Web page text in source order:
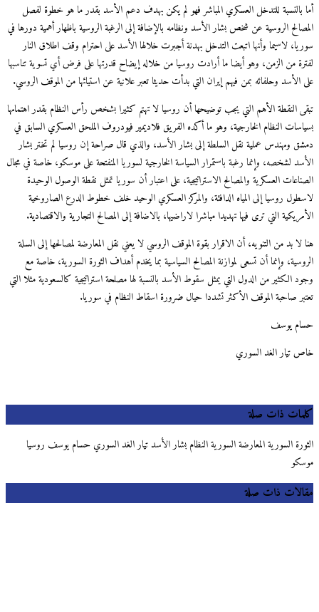
أما بالنسبة للتدخل العسكري المباشر فهو لم يكن بهدف دعم الأسد بقدر ما هو خطوة لفصل
المصالح الروسية عن شخص بشار الأسد ونظامه بالإضافة إلى الرغبة الروسية باظهار أهمية دورها في
سوريا، لاسيما وأنها اتبعت التدخل بهدنة أجبرت خلالها الأسد على احترام وقف اطلاق النار
لفترة من الزمن، وهو أيضا ما أرادت روسيا من خلاله إيضاح قدرتها على فرض أي تسوية تناسبها
على الأسد وحلفائه بمن فيهم إيران التي بدأت حديثا تعبر علانية عن استيائها من الموقف الروسي.
تبقى النقطة الأهم التي يجب توضيحها أن روسيا لا تهتم كثيرا بشخص رأس النظام بقدر اهتمامها
بسياسات النظام الخارجية، وهو ما أكده الفريق فلاديمير فيودروف الملحق العسكري السابق في
دمشق ومهندس عملية نقل السلطة إلى بشار الأسد، والذي قال صراحة إن روسيا لم تختر بشار
الأسد لشخصه، وإنما رغبة باستمرار السياسة الخارجية لسوريا المنفتحة على موسكو، خاصة في مجال
الصناعات العسكرية والمصالح الاستراتيجية، على اعتبار أن سوريا تمثل نقطة الوصول الوحيدة
لاسطول روسيا إلى المياه الدافئة، والمركز العسكري الوحيد خلف خطوط الدرع الصاروخية
الأمريكية التي ترى فيها تهديدا مباشرا لاراضيها، بالاضافة إلى المصالح التجارية والاقتصادية.
هنا لا بد من التنويه، أن الاقرار بقوة الموقف الروسي لا يعني نقل المعارضة لمصالحها إلى السلة
الروسية، وإنما أن تسعى لموازنة المصالح السياسية بما يخدم أهداف الثورة السورية، خاصة مع
وجود الكثير من الدول التي يمثل سقوط الأسد بالنسبة لها مصلحة استراتيجية كالسعودية مثلا التي
تعتبر صاحبة الموقف الأكثر تشددا حيال ضرورة اسقاط النظام في سوريا.
حسام يوسف
خاص تيار الغد السوري
كلمات ذات صلة
الثورة السورية المعارضة السورية النظام بشار الأسد تيار الغد السوري حسام يوسف روسيا
موسكو
مقالات ذات صلة